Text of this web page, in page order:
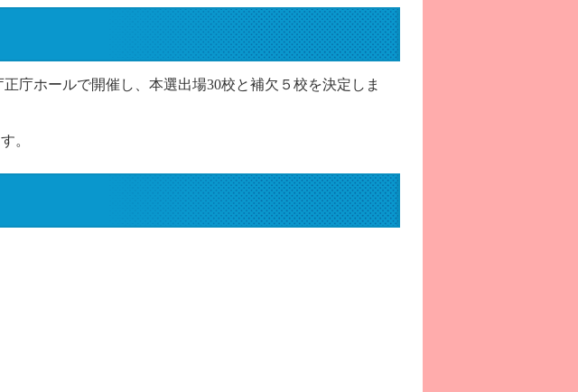
庁ホールで開催し、本選出場30校と補欠５校を決定しま
。